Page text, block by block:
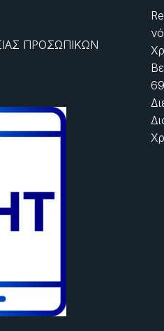
ΠΡΟΣΩΠΙΚΩΝ